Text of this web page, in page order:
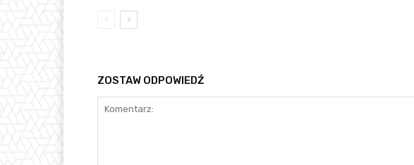
ZOSTAW ODPOWIEDŹ